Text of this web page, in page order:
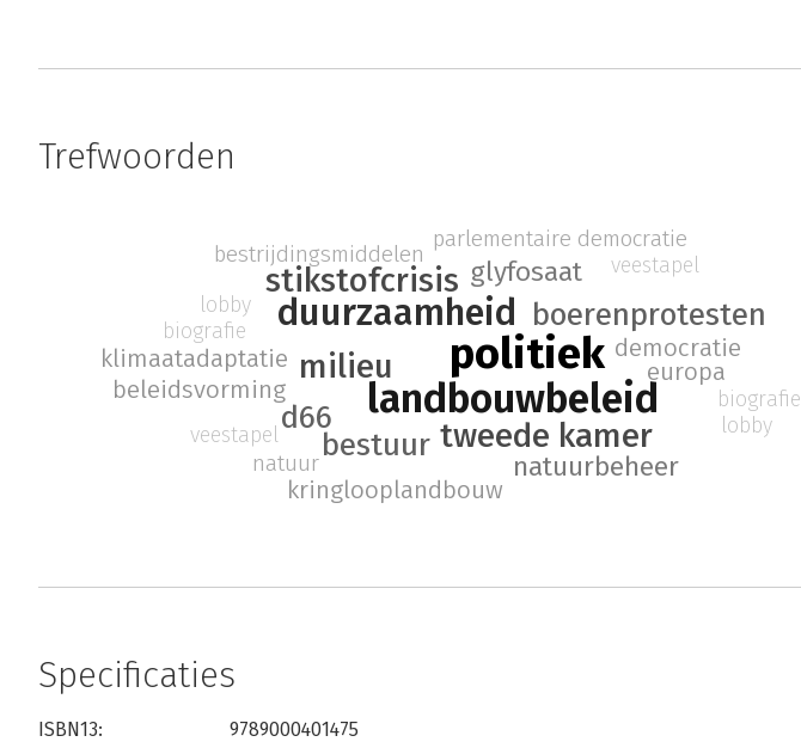
Trefwoorden
politiek
landbouwbeleid
duurzaamheid
milieu
tweede kamer
stikstofcrisis
bestuur
boerenprotesten
d66
glyfosaat
natuurbeheer
kringlooplandbouw
beleidsvorming
democratie
klimaatadaptatie europa
bestrijdingsmiddelen
parlementaire democratie
natuur
veestapel
biografie
lobby
veestapel
biografie
lobby
Specificaties
ISBN13:
9789000401475